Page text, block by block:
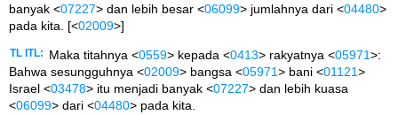
banyak <07227> dan lebih besar <06099> jumlahnya dari <04480>
pada kita. [<02009>]
TL ITL: Maka titahnya <0559> kepada <0413> rakyatnya <05971>:
Bahwa sesungguhnya <02009> bangsa <05971> bani <01121>
Israel <03478> itu menjadi banyak <07227> dan lebih kuasa
<06099> dari <04480> pada kita.